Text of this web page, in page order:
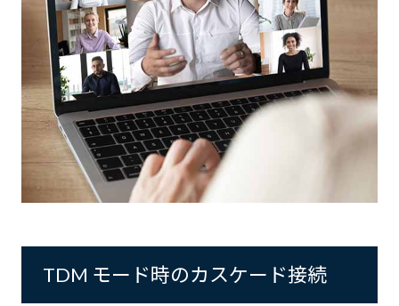
TDM モード時のカスケード接続